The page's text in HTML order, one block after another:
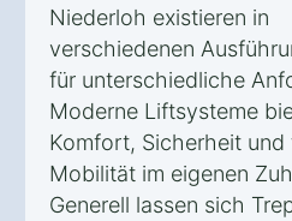
Niederloh existieren in
verschiedenen
für unterschiedliche
Moderne Liftsysteme
Komfort, Sicherheit und
Mobilität im eigenen
Generell lassen sich